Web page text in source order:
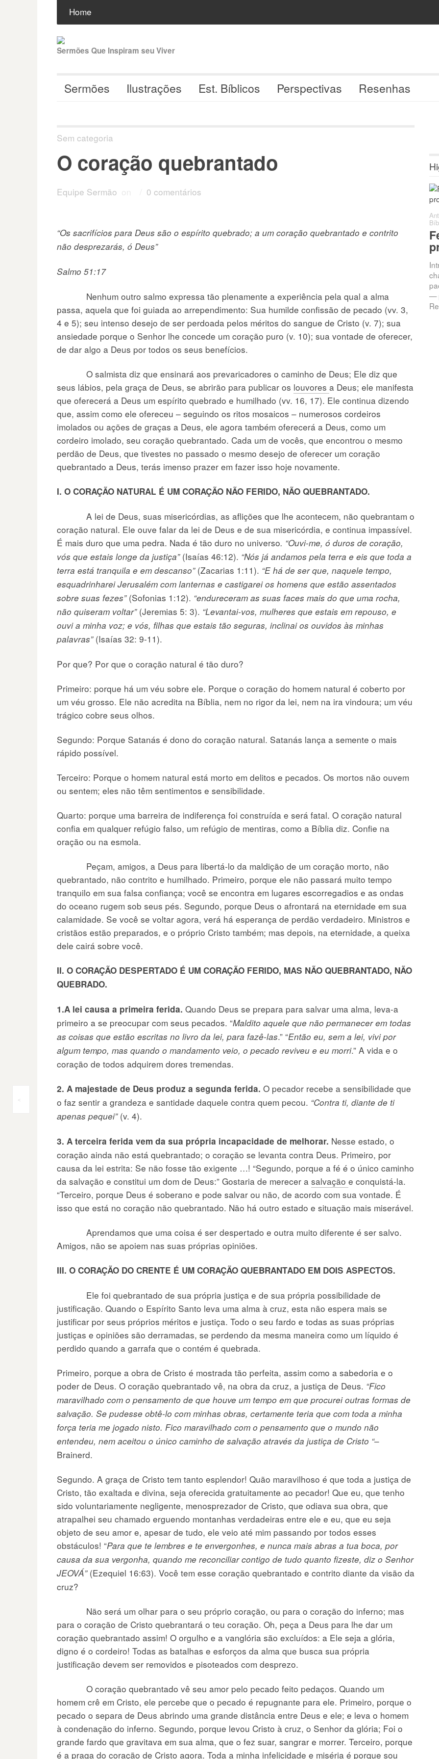
para
conteúdo
Home
Sermões Que Inspiram seu Viver
Sermões Ilustrações Est. Bíblicos Perspectivas Resenhas
Navegação
do
Post
<
Sem categoria
O coração quebrantado
Equipe Sermão on 0 comentários
“Os sacrifícios para Deus são o espírito quebrado; a um coração quebrantado e contrito
não desprezarás, ó Deus”
Salmo 51:17
Nenhum outro salmo expressa tão plenamente a experiência pela qual a alma
passa, aquela que foi guiada ao arrependimento: Sua humilde confissão de pecado (vv. 3,
4 e 5); seu intenso desejo de ser perdoada pelos méritos do sangue de Cristo (v. 7); sua
ansiedade porque o Senhor lhe concede um coração puro (v. 10); sua vontade de oferecer,
de dar algo a Deus por todos os seus benefícios.
O salmista diz que ensinará aos prevaricadores o caminho de Deus; Ele diz que
seus lábios, pela graça de Deus, se abrirão para publicar os louvores a Deus; ele manifesta
que oferecerá a Deus um espírito quebrado e humilhado (vv. 16, 17). Ele continua dizendo
que, assim como ele ofereceu – seguindo os ritos mosaicos – numerosos cordeiros
imolados ou ações de graças a Deus, ele agora também oferecerá a Deus, como um
cordeiro imolado, seu coração quebrantado. Cada um de vocês, que encontrou o mesmo
perdão de Deus, que tivestes no passado o mesmo desejo de oferecer um coração
quebrantado a Deus, terás imenso prazer em fazer isso hoje novamente.
I. O CORAÇÃO NATURAL É UM CORAÇÃO NÃO FERIDO, NÃO QUEBRANTADO.
A lei de Deus, suas misericórdias, as aflições que lhe acontecem, não quebrantam o
coração natural. Ele ouve falar da lei de Deus e de sua misericórdia, e continua impassível.
É mais duro que uma pedra. Nada é tão duro no universo. “Ouvi-me, ó duros de coração,
vós que estais longe da justiça”(Isaías 46:12). “Nós já andamos pela terra e eis que toda a
terra está tranquila e em descanso”(Zacarias 1:11). “E há de ser que, naquele tempo,
esquadrinharei Jerusalém com lanternas e castigarei os homens que estão assentados
sobre suas fezes”(Sofonias 1:12). “endureceram as suas faces mais do que uma rocha,
não quiseram voltar”(Jeremias 5: 3). “Levantai-vos, mulheres que estais em repouso, e
ouvi a minha voz; e vós, filhas que estais tão seguras, inclinai os ouvidos às minhas
palavras”(Isaías 32: 9-11).
Por que? Por que o coração natural é tão duro?
Primeiro: porque há um véu sobre ele. Porque o coração do homem natural é coberto por
um véu grosso. Ele não acredita na Bíblia, nem no rigor da lei, nem na ira vindoura; um véu
trágico cobre seus olhos.
Segundo: Porque Satanás é dono do coração natural. Satanás lança a semente o mais
rápido possível.
Terceiro: Porque o homem natural está morto em delitos e pecados. Os mortos não ouvem
ou sentem; eles não têm sentimentos e sensibilidade.
Quarto: porque uma barreira de indiferença foi construída e será fatal. O coração natural
confia em qualquer refúgio falso, um refúgio de mentiras, como a Bíblia diz. Confie na
oração ou na esmola.
Peçam, amigos, a Deus para libertá-lo da maldição de um coração morto, não
quebrantado, não contrito e humilhado. Primeiro, porque ele não passará muito tempo
tranquilo em sua falsa confiança; você se encontra em lugares escorregadios e as ondas
do oceano rugem sob seus pés. Segundo, porque Deus o afrontará na eternidade em sua
calamidade. Se você se voltar agora, verá há esperança de perdão verdadeiro. Ministros e
cristãos estão preparados, e o próprio Cristo também; mas depois, na eternidade, a queixa
dele cairá sobre você.
II. O CORAÇÃO DESPERTADO É UM CORAÇÃO FERIDO, MAS NÃO QUEBRANTADO, NÃO
QUEBRADO.
1.A lei causa a primeira ferida. Quando Deus se prepara para salvar uma alma, leva-a
primeiro a se preocupar com seus pecados. “Maldito aquele que não permanecer em todas
as coisas que estão escritas no livro da lei, para fazê-las.” “Então eu, sem a lei, vivi por
algum tempo, mas quando o mandamento veio, o pecado reviveu e eu morri.” A vida e o
coração de todos adquirem dores tremendas.
2. A majestade de Deus produz a segunda ferida. O pecador recebe a sensibilidade que
o faz sentir a grandeza e santidade daquele contra quem pecou. “Contra ti, diante de ti
apenas pequei”(v. 4).
3. A terceira ferida vem da sua própria incapacidade de melhorar. Nesse estado, o
coração ainda não está quebrantado; o coração se levanta contra Deus. Primeiro, por
causa da lei estrita: Se não fosse tão exigente …! “Segundo, porque a fé é o único caminho
da salvação e constitui um dom de Deus:” Gostaria de merecer a salvação e conquistá-la.
“Terceiro, porque Deus é soberano e pode salvar ou não, de acordo com sua vontade. É
isso que está no coração não quebrantado. Não há outro estado e situação mais miserável.
Aprendamos que uma coisa é ser despertado e outra muito diferente é ser salvo.
Amigos, não se apoiem nas suas próprias opiniões.
III. O CORAÇÃO DO CRENTE É UM CORAÇÃO QUEBRANTADO EM DOIS ASPECTOS.
Ele foi quebrantado de sua própria justiça e de sua própria possibilidade de
justificação. Quando o Espírito Santo leva uma alma à cruz, esta não espera mais se
justificar por seus próprios méritos e justiça. Todo o seu fardo e todas as suas próprias
justiças e opiniões são derramadas, se perdendo da mesma maneira como um líquido é
perdido quando a garrafa que o contém é quebrada.
Primeiro, porque a obra de Cristo é mostrada tão perfeita, assim como a sabedoria e o
poder de Deus. O coração quebrantado vê, na obra da cruz, a justiça de Deus. “Fico
maravilhado com o pensamento de que houve um tempo em que procurei outras formas de
salvação. Se pudesse obtê-lo com minhas obras, certamente teria que com toda a minha
força teria me jogado nisto. Fico maravilhado com o pensamento que o mundo não
entendeu, nem aceitou o único caminho de salvação através da justiça de Cristo “–
Brainerd.
Segundo. A graça de Cristo tem tanto esplendor! Quão maravilhoso é que toda a justiça de
Cristo, tão exaltada e divina, seja oferecida gratuitamente ao pecador! Que eu, que tenho
sido voluntariamente negligente, menosprezador de Cristo, que odiava sua obra, que
atrapalhei seu chamado erguendo montanhas verdadeiras entre ele e eu, que eu seja
objeto de seu amor e, apesar de tudo, ele veio até mim passando por todos esses
obstáculos! “Para que te lembres e te envergonhes, e nunca mais abras a tua boca, por
causa da sua vergonha, quando me reconciliar contigo de tudo quanto fizeste, diz o Senhor
JEOVÁ”(Ezequiel 16:63). Você tem esse coração quebrantado e contrito diante da visão da
cruz?
Não será um olhar para o seu próprio coração, ou para o coração do inferno; mas
para o coração de Cristo quebrantará o teu coração. Oh, peça a Deus para lhe dar um
coração quebrantado assim! O orgulho e a vanglória são excluídos: a Ele seja a glória,
digno é o cordeiro! Todas as batalhas e esforços da alma que busca sua própria
justificação devem ser removidos e pisoteados com desprezo.
O coração quebrantado vê seu amor pelo pecado feito pedaços. Quando um
homem crê em Cristo, ele percebe que o pecado é repugnante para ele. Primeiro, porque o
pecado o separa de Deus abrindo uma grande distância entre Deus e ele; e leva o homem
à condenação do inferno. Segundo, porque levou Cristo à cruz, o Senhor da glória; Foi o
grande fardo que gravitava em sua alma, que o fez suar, sangrar e morrer. Terceiro, porque
é a praga do coração de Cristo agora. Toda a minha infelicidade e miséria é porque sou
—